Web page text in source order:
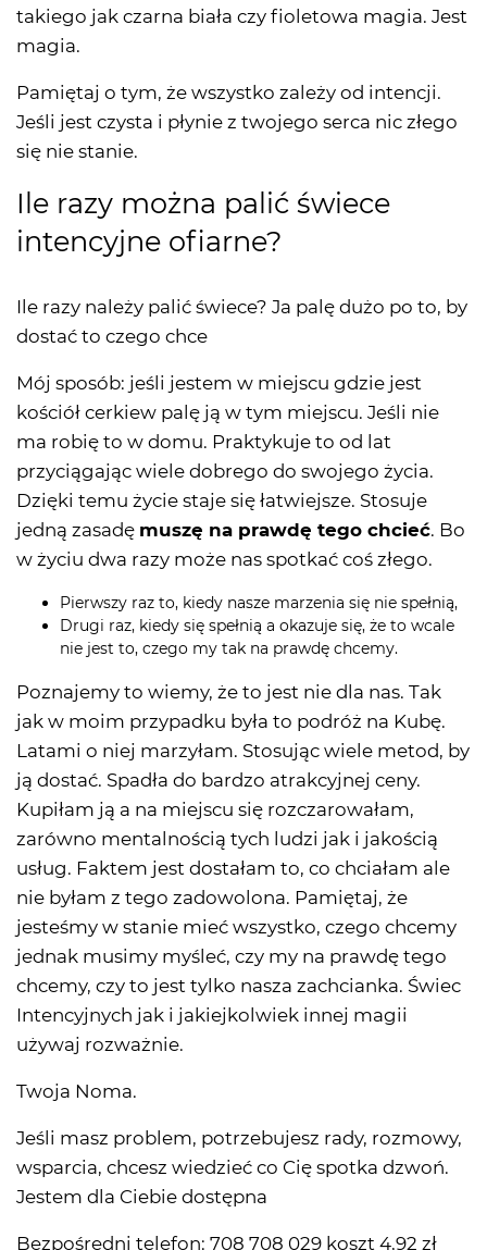
takiego jak czarna biała czy fioletowa magia. Jest
magia.
Pamiętaj o tym, że wszystko zależy od intencji.
Jeśli jest czysta i płynie z twojego serca nic złego
się nie stanie.
Ile razy można palić świece
intencyjne ofiarne?
Ile razy należy palić świece? Ja palę dużo po to, by
dostać to czego chce
Mój sposób: jeśli jestem w miejscu gdzie jest
kościół cerkiew palę ją w tym miejscu. Jeśli nie
ma robię to w domu. Praktykuje to od lat
przyciągając wiele dobrego do swojego życia.
Dzięki temu życie staje się łatwiejsze. Stosuje
jedną zasadę muszę na prawdę tego chcieć. Bo
w życiu dwa razy może nas spotkać coś złego.
Pierwszy raz to, kiedy nasze marzenia się nie spełnią,
Drugi raz, kiedy się spełnią a okazuje się, że to wcale
nie jest to, czego my tak na prawdę chcemy.
Poznajemy to wiemy, że to jest nie dla nas. Tak
jak w moim przypadku była to podróż na Kubę.
Latami o niej marzyłam. Stosując wiele metod, by
ją dostać. Spadła do bardzo atrakcyjnej ceny.
Kupiłam ją a na miejscu się rozczarowałam,
zarówno mentalnością tych ludzi jak i jakością
usług. Faktem jest dostałam to, co chciałam ale
nie byłam z tego zadowolona. Pamiętaj, że
jesteśmy w stanie mieć wszystko, czego chcemy
jednak musimy myśleć, czy my na prawdę tego
chcemy, czy to jest tylko nasza zachcianka. Świec
Intencyjnych jak i jakiejkolwiek innej magii
używaj rozważnie.
Twoja Noma.
Jeśli masz problem, potrzebujesz rady, rozmowy,
wsparcia, chcesz wiedzieć co Cię spotka dzwoń.
Jestem dla Ciebie dostępna
Bezpośredni telefon: 708 708 029 koszt 4,92 zł